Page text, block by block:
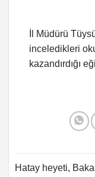
İl Müdürü
inceledikleri
kazandırdığı
Hatay heyeti,